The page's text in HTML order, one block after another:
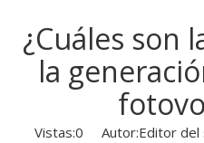
¿Cuáles son
la
Vistas:0 Autor:Editor del